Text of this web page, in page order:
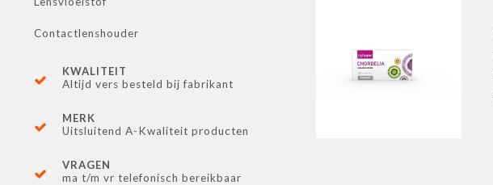
Contactlenshouder
KWALITEIT
Altijd vers besteld bij fabrikant
MERK
Uitsluitend A-Kwaliteit producten
VRAGEN
ma t/m vr telefonisch bereikbaar